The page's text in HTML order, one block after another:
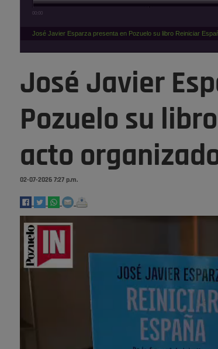
00:00
José Javier Esparza presenta en Pozuelo su libro Reiniciar
José Javier
Pozuelo su
acto
02-07-2026 7:27 p.m.